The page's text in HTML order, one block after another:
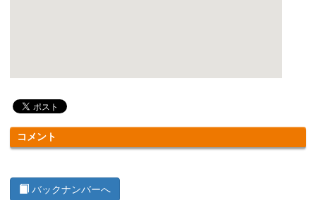
コメント
バックナンバーへ